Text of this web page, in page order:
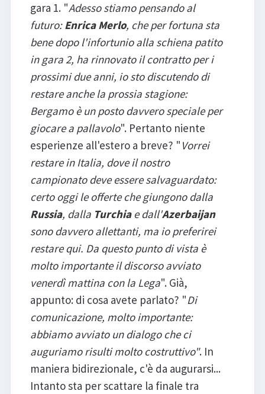
gara 1. "Adesso stiamo pensando al
futuro:Enrica Merlo, che per fortuna sta
bene dopo l'infortunio alla schiena patito
in gara 2, ha rinnovato il contratto per i
prossimi due anni, io sto discutendo di
restare anche la prossia stagione:
Bergamo è un posto davvero speciale per
giocare a pallavolo". Pertanto niente
esperienze all'estero a breve? " Vorrei
restare in Italia, dove il nostro
campionato deve essere salvaguardato:
certo oggi le offerte che giungono dalla
Russia, dalla Turchiae dall'Azerbaijan
sono davvero allettanti, ma io preferirei
restare qui. Da questo punto di vista è
molto importante il discorso avviato
venerdì mattina con la Lega". Già,
appunto: di cosa avete parlato? "Di
comunicazione, molto importante:
abbiamo avviato un dialogo che ci
auguriamo risulti molto costruttivo". In
maniera bidirezionale, c'è da augurarsi...
Intanto sta per scattare la finale tra